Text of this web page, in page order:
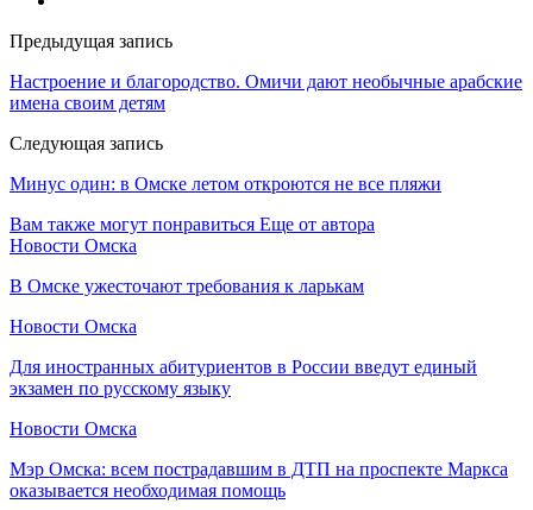
Предыдущая запись
Настроение и благородство. Омичи дают необычные арабские
имена своим детям
Следующая запись
Минус один: в Омске летом откроются не все пляжи
Вам также могут понравиться Еще от автора
Новости Омска
В Омске ужесточают требования к ларькам
Новости Омска
Для иностранных абитуриентов в России введут единый
экзамен по русскому языку
Новости Омска
Мэр Омска: всем пострадавшим в ДТП на проспекте Маркса
оказывается необходимая помощь